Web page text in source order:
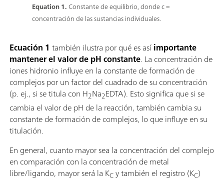
Equation 1.Constante de equilibrio, donde c =
concentración de las sustancias individuales.
Ecuación 1 también ilustra por qué es asíimportante
mantener el valor de pH constante. La concentración de
iones hidronio influye en la constante de formación de
complejos por un factor del cuadrado de su concentración
(p. ej., si se titula con H2Na2EDTA). Esto significa que si se
cambia el valor de pH de la reacción, también cambia su
constante de formación de complejos, lo que influye en su
titulación.
En general, cuanto mayor sea la concentración del complejo
en comparación con la concentración de metal
libre/ligando, mayor será la KCy también el registro (KC)